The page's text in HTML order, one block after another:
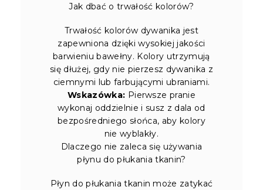
Jak dbać o trwałość kolorów?
Trwałość kolorów dywanika jest
zapewniona dzięki wysokiej jakości
barwieniu bawełny. Kolory utrzymują
się dłużej, gdy nie pierzesz dywanika z
ciemnymi lub farbującymi ubraniami.
Wskazówka: Pierwsze pranie
wykonaj oddzielnie i susz z dala od
bezpośredniego słońca, aby kolory
nie wyblakły.
Dlaczego nie zaleca się używania
płynu do płukania tkanin?
Płyn do płukania tkanin może zatykać